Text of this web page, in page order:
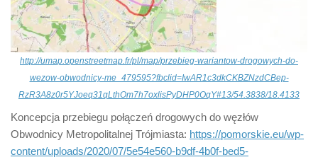
http://umap.openstreetmap.fr/pl/map/przebieg-wariantow-drogowych-do-
wezow-obwodnicy-me_479595?fbclid=IwAR1c3dkCKBZNzdCBep-
RzR3A8z0r5YJoeq31qLthOm7h7oxlisPyDHP0OqY#13/54.3838/18.4133
Koncepcja przebiegu połączeń drogowych do węzłów
Obwodnicy Metropolitalnej Trójmiasta: https://pomorskie.eu/wp-
content/uploads/2020/07/5e54e560-b9df-4b0f-bed5-